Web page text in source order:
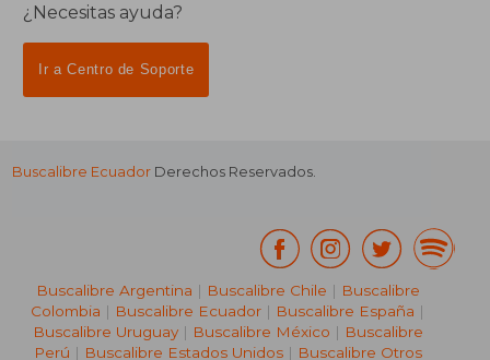
¿Necesitas ayuda?
Ir a Centro de Soporte
Buscalibre Ecuador Derechos Reservados.
Buscalibre Argentina | Buscalibre Chile | Buscalibre
Colombia | Buscalibre Ecuador | Buscalibre España |
Buscalibre Uruguay| Buscalibre México | Buscalibre
Perú | Buscalibre Estados Unidos| Buscalibre Otros